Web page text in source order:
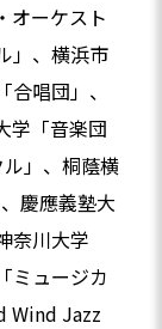
オーケスト
」、横浜市
唱団」、
学「音楽団
」、桐蔭横
慶應義塾大
奈川大学
ミュージカ
Wind Jazz